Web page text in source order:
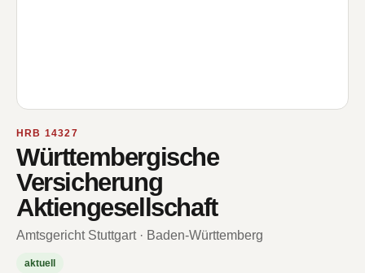
HRB 14327
Württembergische
Versicherung
Aktiengesellschaft
Amtsgericht Stuttgart · Baden-Württemberg
aktuell